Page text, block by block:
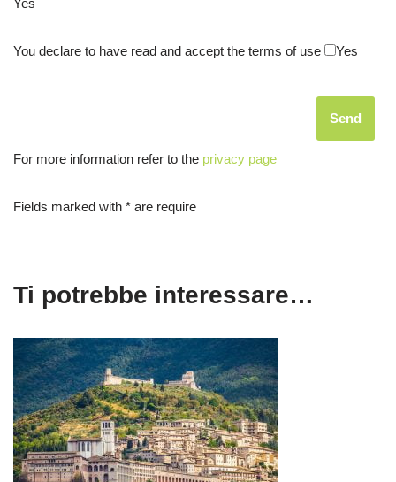
Yes
You declare to have read and accept the terms of use Yes
For more information refer to the privacy page
Fields marked with * are require
Ti potrebbe interessare…